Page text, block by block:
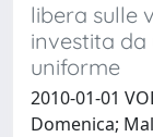
libera sulle
investita
uniforme
2010-01-01
Domenica;